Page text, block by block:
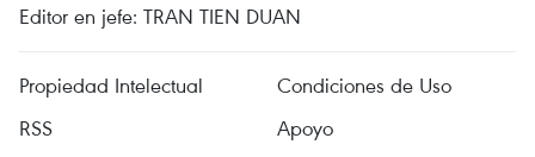
Editor en jefe: TRAN TIEN DUAN
Propiedad Intelectual
Condiciones de Uso
RSS
Apoyo